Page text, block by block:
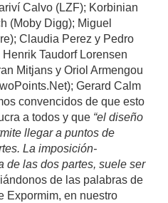
Calvo (LZF); Korbinian
(Moby Digg); Miguel
Claudia Perez y Pedro
Taudorf Lorensen
Mitjans y Oriol Armengou
Gerard Calm
convencidos de que esto
a todos y que “el diseño
llegar a puntos de
La imposición-
de las dos partes, suele ser
de las palabras de
Expormim, en nuestro